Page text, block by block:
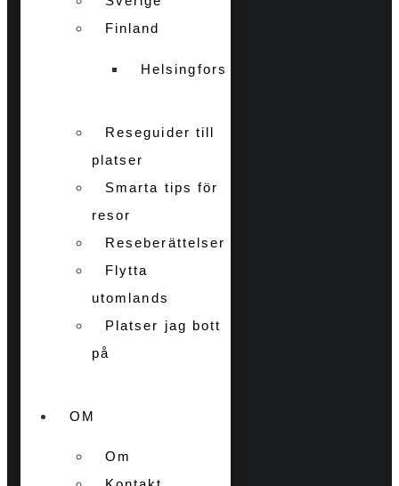
Finland
Helsingfors
Reseguider till
platser
Smarta tips för
resor
Reseberättelser
Flytta
utomlands
Platser jag bott
på
OM
Om